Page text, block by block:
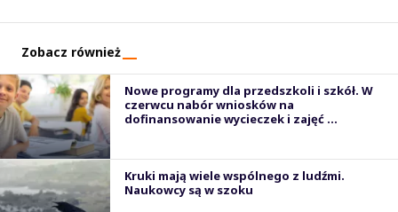
Zobacz również
Nowe programy dla przedszkoli i szkół. W
czerwcu nabór wniosków na
dofinansowanie wycieczek i zajęć ...
Kruki mają wiele wspólnego z ludźmi.
Naukowcy są w szoku